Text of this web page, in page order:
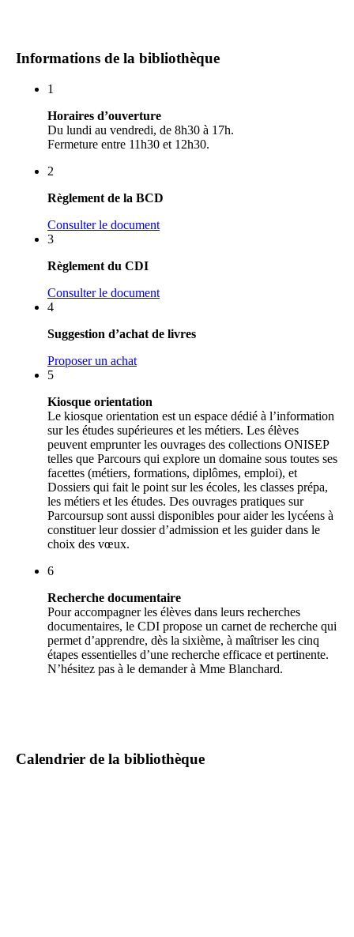
Informations de la bibliothèque
1
Horaires d’ouverture
Du lundi au vendredi, de 8h30 à 17h.
Fermeture entre 11h30 et 12h30.
2
Règlement de la BCD
Consulter le document
3
Règlement du CDI
Consulter le document
4
Suggestion d’achat de livres
Proposer un achat
5
Kiosque orientation
Le kiosque orientation est un espace dédié à l’information
sur les études supérieures et les métiers. Les élèves
peuvent emprunter les ouvrages des collections ONISEP
telles que Parcours qui explore un domaine sous toutes ses
facettes (métiers, formations, diplômes, emploi), et
Dossiers qui fait le point sur les écoles, les classes prépa,
les métiers et les études. Des ouvrages pratiques sur
Parcoursup sont aussi disponibles pour aider les lycéens à
constituer leur dossier d’admission et les guider dans le
choix des vœux.
6
Recherche documentaire
Pour accompagner les élèves dans leurs recherches
documentaires, le CDI propose un carnet de recherche qui
permet d’apprendre, dès la sixième, à maîtriser les cinq
étapes essentielles d’une recherche efficace et pertinente.
N’hésitez pas à le demander à Mme Blanchard.
Calendrier de la bibliothèque